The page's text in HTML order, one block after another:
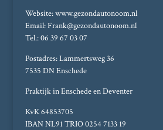
Website: www.gezondautonoom.nl
Email: Frank@gezondautonoom.nl
Tel.: 06 39 67 03 07
Postadres: Lammertsweg 36
7535 DN Enschede
Praktijk in Enschede en Deventer
KvK 64853705
IBAN NL91 TRIO 0254 7133 19